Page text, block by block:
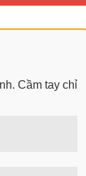
Cầm tay chỉ